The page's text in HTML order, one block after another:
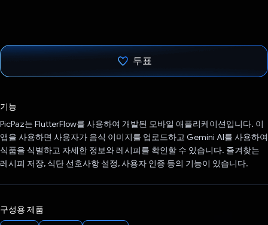
투표
기능
PicPaz는 FlutterFlow를 사용하여 개발된 모바일 애플리케이션입니다. 이
앱을 사용하면 사용자가 음식 이미지를 업로드하고 Gemini AI를 사용하여
식품을 식별하고 자세한 정보와 레시피를 확인할 수 있습니다. 즐겨찾는
레시피 저장, 식단 선호사항 설정, 사용자 인증 등의 기능이 있습니다.
구성용 제품